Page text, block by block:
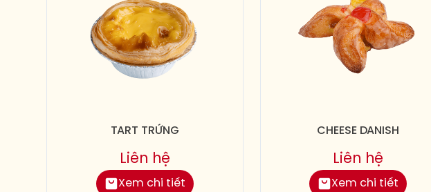
TART TRỨNG
Xem chi tiết
Liên hệ
CHEESE DANISH
Xem chi tiết
Liên hệ